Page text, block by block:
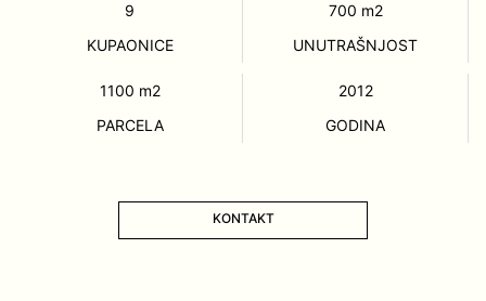
9
KUPAONICE
700 m2
UNUTRAŠNJOST
1100 m2
PARCELA
2012
GODINA
KONTAKT